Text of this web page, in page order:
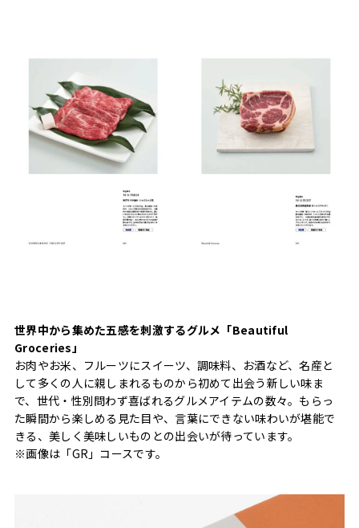
世界中から集めた五感を刺激するグルメ「Beautiful
Groceries」
お肉やお米、フルーツにスイーツ、調味料、お酒など、名産と
して多くの人に親しまれるものから初めて出会う新しい味ま
で、世代・性別問わず喜ばれるグルメアイテムの数々。もらっ
た瞬間から楽しめる見た目や、言葉にできない味わいが堪能で
きる、美しく美味しいものとの出会いが待っています。
※画像は「GR」コースです。